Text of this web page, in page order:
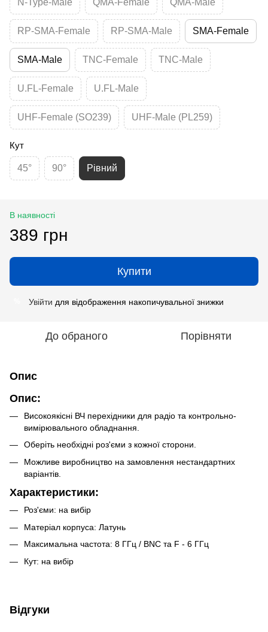
RP-SMA-Female RP-SMA-Male SMA-Female
SMA-Male TNC-Female TNC-Male
U.FL-Female U.FL-Male
UHF-Female (SO239) UHF-Male (PL259)
Кут
45° 90° Рівний
В наявності
389 грн
Купити
Увійти для відображення накопичувальної знижки
До обраного Порівняти
Опис
Опис:
Високоякісні ВЧ перехідники для радіо та контрольно-
вимірювального обладнання.
Оберіть необхідні роз'єми з кожної сторони.
Можливе виробництво на замовлення нестандартних
варіантів.
Характеристики:
Роз'єми: на вибір
Матеріал корпуса: Латунь
Максимальна частота: 8 ГГц / BNC та F - 6 ГГц
Кут: на вибір
Відгуки